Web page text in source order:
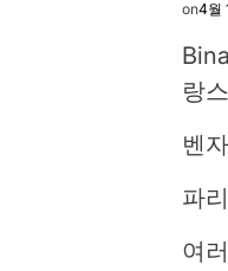
on4월
랑
벤
파
여